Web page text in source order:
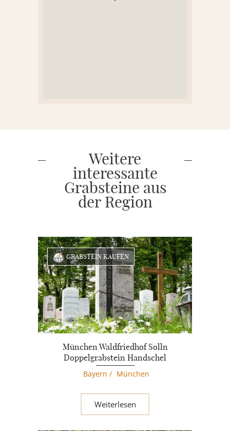
Weitere
interessante
Grabsteine aus
der Region
GRABSTEIN KAUFEN
München Waldfriedhof Solln
Doppelgrabstein Handschel
Bayern / München
Weiterlesen